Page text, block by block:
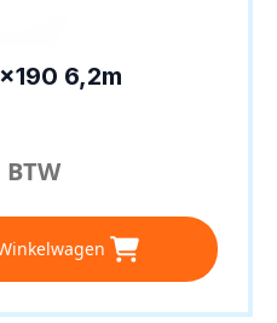
6,2m
BTW